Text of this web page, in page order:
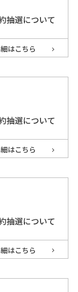
抽選について
はこちら
抽選について
はこちら
抽選について
はこちら